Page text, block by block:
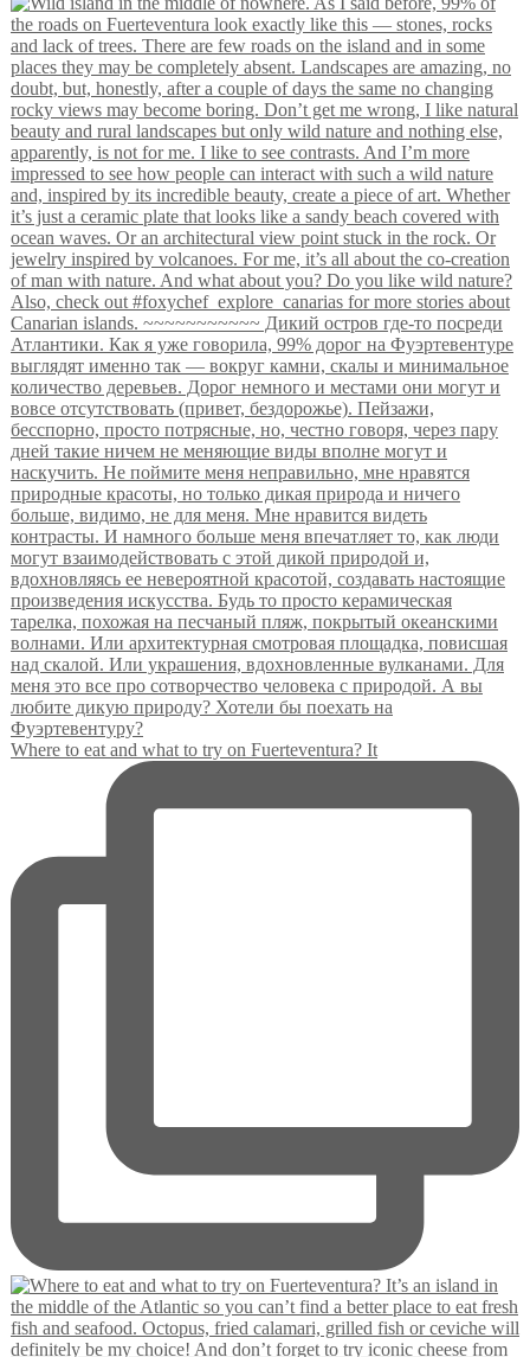
Where to eat and what to try on Fuerteventura? It